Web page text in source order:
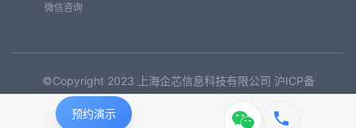
微信咨询
©Copyright 2023 上海企芯信息科技有限公司 沪ICP备
2022000736号-1
预约演示